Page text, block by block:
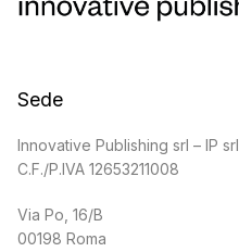
Sede
Innovative Publishing srl – IP srl
C.F./P.IVA 12653211008
Via Po, 16/B
00198 Roma